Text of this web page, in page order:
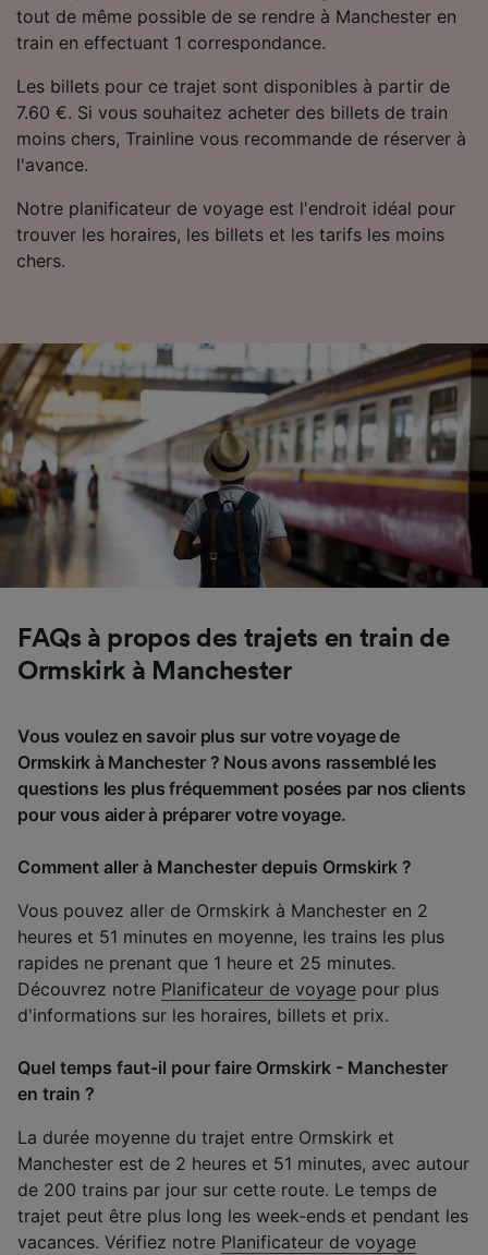
tout de même possible de se rendre à Manchester en
train en effectuant 1 correspondance.
Les billets pour ce trajet sont disponibles à partir de
7.60 €. Si vous souhaitez acheter des billets de train
moins chers, Trainline vous recommande de réserver à
l'avance.
Notre planificateur de voyage est l'endroit idéal pour
trouver les horaires, les billets et les tarifs les moins
chers.
FAQs à propos des trajets en train de
Ormskirk à Manchester
Vous voulez en savoir plus sur votre voyage de
Ormskirk à Manchester ? Nous avons rassemblé les
questions les plus fréquemment posées par nos clients
pour vous aider à préparer votre voyage.
Comment aller à Manchester depuis Ormskirk ?
Vous pouvez aller de Ormskirk à Manchester en 2
heures et 51 minutes en moyenne, les trains les plus
rapides ne prenant que 1 heure et 25 minutes.
Découvrez notre Planificateur de voyage pour plus
d'informations sur les horaires, billets et prix.
Quel temps faut-il pour faire Ormskirk - Manchester
en train ?
La durée moyenne du trajet entre Ormskirk et
Manchester est de 2 heures et 51 minutes, avec autour
de 200 trains par jour sur cette route. Le temps de
trajet peut être plus long les week-ends et pendant les
vacances. Vérifiez notre Planificateur de voyage